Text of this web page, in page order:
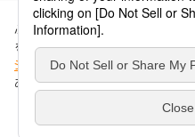
ABJマークは、この電子書店・電子書籍配
得た正規版配信サービスであることを示
ABJマークの詳細、ABJマークを掲示してい
ぶんか社が運営するサイトでは、
を使用しています。 当社のCookie
シー
」をご覧ください。当サイトで
ありません。